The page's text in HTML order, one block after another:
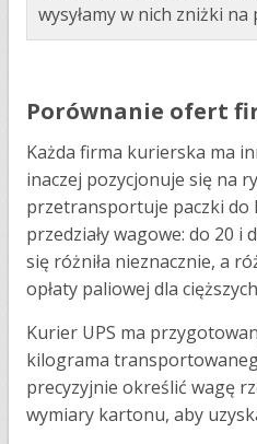
wysyłamy w nich zniżki na
Porównanie ofert
Każda firma kurierska ma
inaczej pozycjonuje się na
przetransportuje paczki do
przedziały wagowe: do 20 i
się różniła nieznacznie, a
opłaty paliowej dla
Kurier UPS ma
kilograma
precyzyjnie określić wagę
wymiary kartonu, aby